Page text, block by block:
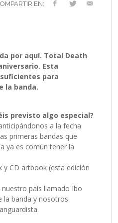
PREFERENCIAS
2022 (EDICIÓN EN
EN:
por aquí. Total Death
Esta
para
la banda.
previsto algo especial?
a la fecha
primeras bandas que
ya es común tener la
y CD artbook (esta edición
país llamado Ibo
la banda y nosotros